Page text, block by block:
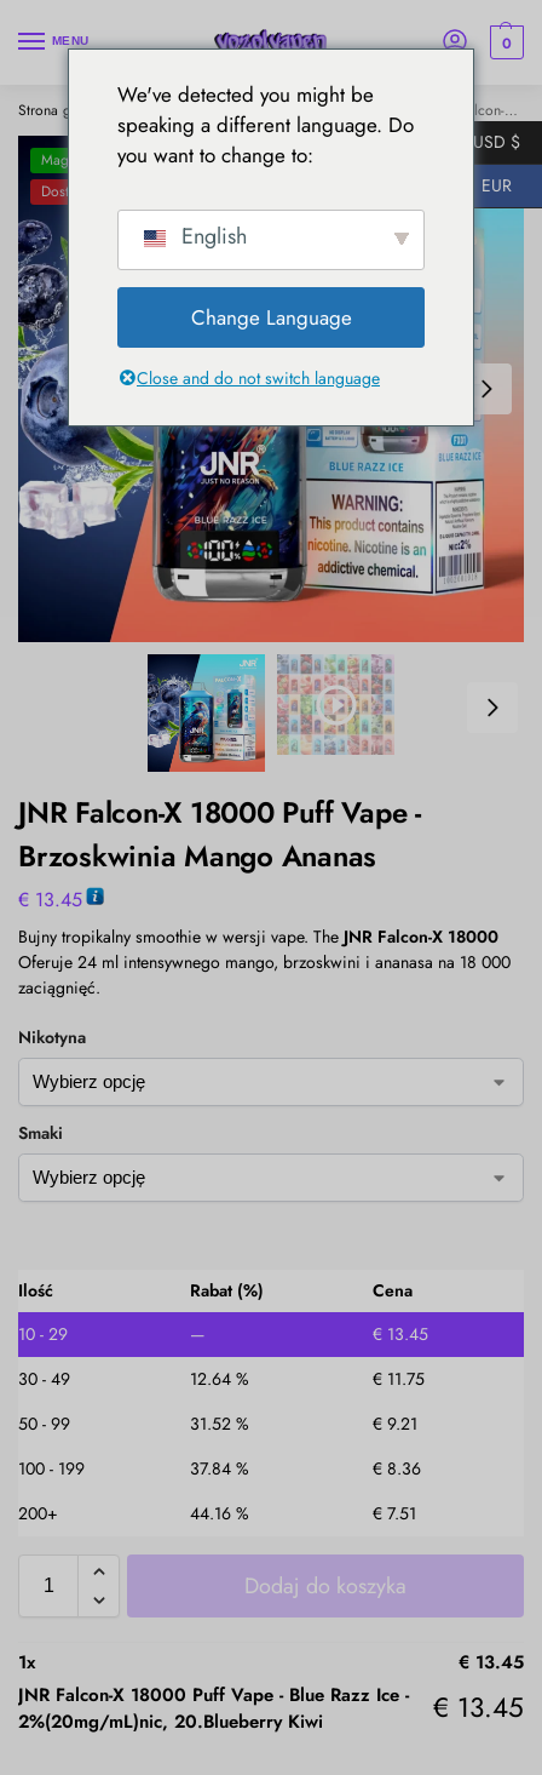
MENU 0
Strona główna JNR Vape JNR Falcon X 18000 Puff Vape JNR Falcon-X 18000 Puff Vape - Brzoskwinia Mango Ananas
Magazyny UE
Dostawa w ciągu 5-7 dni
JNR Falcon-X 18000 Puff Vape -
Brzoskwinia Mango Ananas
€ 13.45
Bujny tropikalny smoothie w wersji vape. The JNR Falcon-X 18000
Oferuje 24 ml intensywnego mango, brzoskwini i ananasa na 18 000
zaciągnięć.
Nikotyna
Smaki
Ilość Rabat (%)
Cena
10 - 29
— € 13.45
30 - 49
12.64 % € 11.75
50 - 99
31.52 % € 9.21
100 - 199
37.84 % € 8.36
200+
44.16 % € 7.51
Dodaj do koszyka
1x € 13.45
JNR Falcon-X 18000 Puff Vape - Blue Razz Ice -
2%(20mg/mL)nic, 20.Blueberry Kiwi
€ 13.45
USD $
EUR
We've detected you might be
speaking a different language. Do
you want to change to:
English
Change Language
Close and do not switch language